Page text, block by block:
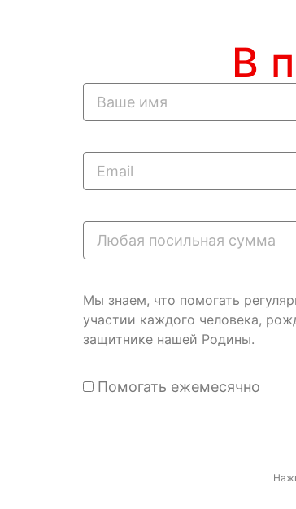
В
Мы знаем, что помогать
участии каждого человека,
защитнике нашей Родины.
Помогать ежемесячно